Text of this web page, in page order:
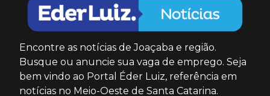
Encontre as notícias de Joaçaba e região.
Busque ou anuncie sua vaga de emprego. Seja
bem vindo ao Portal Éder Luiz, referência em
notícias no Meio-Oeste de Santa Catarina.